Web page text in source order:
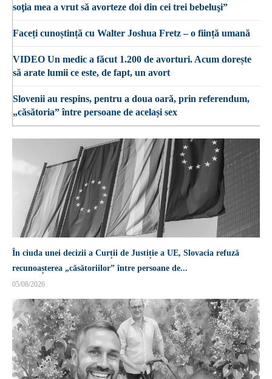
În ciuda unei decizii a Curții de Justiție a UE, Slovacia refuză
recunoașterea „căsătoriilor” între persoane de...
05/08/2026
soţia mea a vrut să avorteze doi din cei trei bebeluşi”
Faceți cunoștință cu Walter Joshua Fretz – o ființă umană
VIDEO Un medic a făcut 1.200 de avorturi. Acum dorește
să arate lumii ce este, de fapt, un avort
Slovenii au respins, pentru a doua oară, prin referendum,
„căsătoria” între persoane de același sex